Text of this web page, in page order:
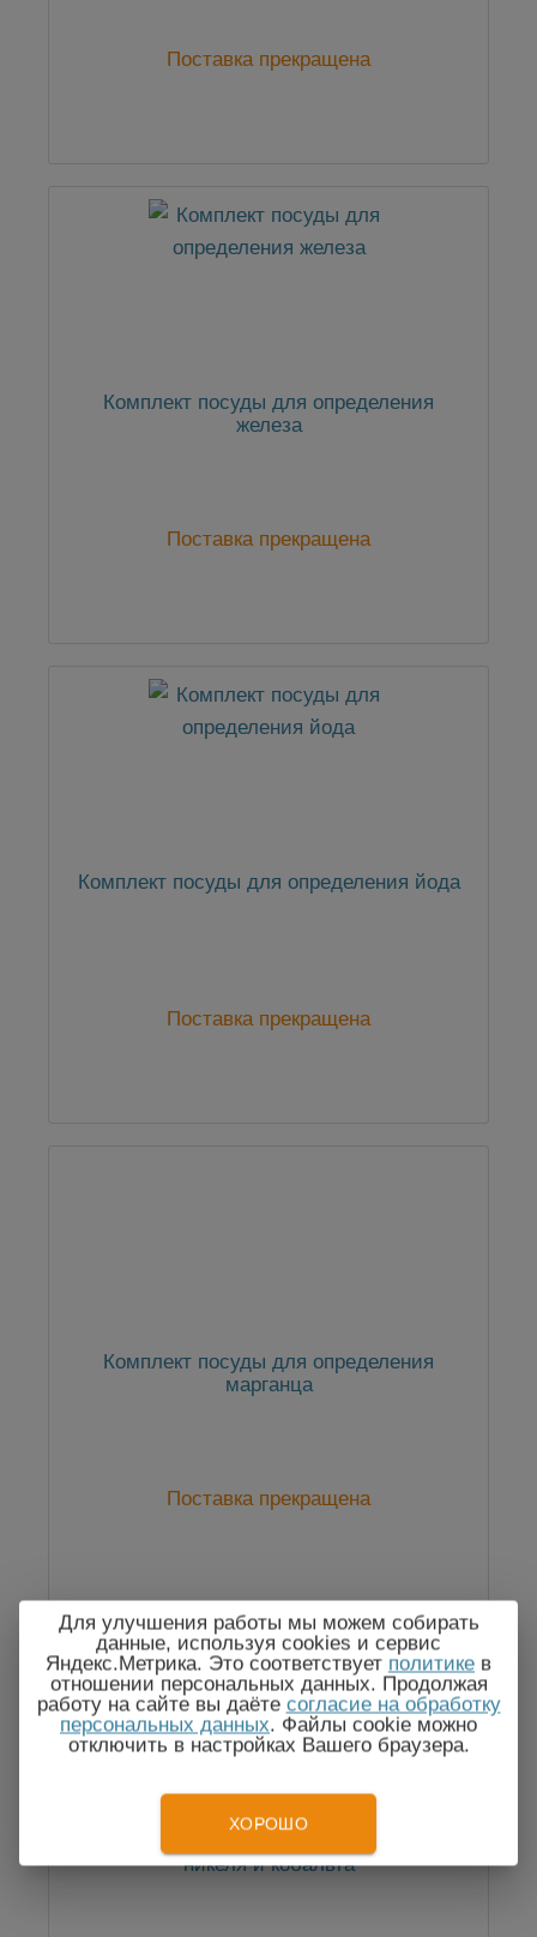
Поставка прекращена
Комплект посуды для определения
железа
Поставка прекращена
Комплект посуды для определения йода
Поставка прекращена
Комплект посуды для определения
марганца
Поставка прекращена
никеля и кобальта
Для улучшения работы мы можем собирать
данные, используя cookies и сервис
Яндекс.Метрика. Это соответствует политике в
отношении персональных данных. Продолжая
работу на сайте вы даёте согласие на обработку
персональных данных. Файлы cookie можно
отключить в настройках Вашего браузера.
ХОРОШО